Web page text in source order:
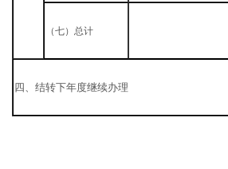
（七）总计
四、结转下年度继续办理